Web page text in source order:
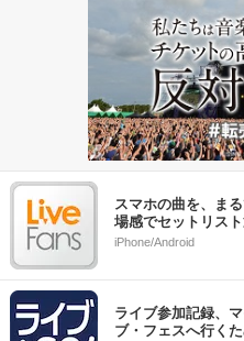
スマホの曲を、ま
場感でセットリス
iPhone/Android
ライブ参加記録、
ブ・フェスへ行く